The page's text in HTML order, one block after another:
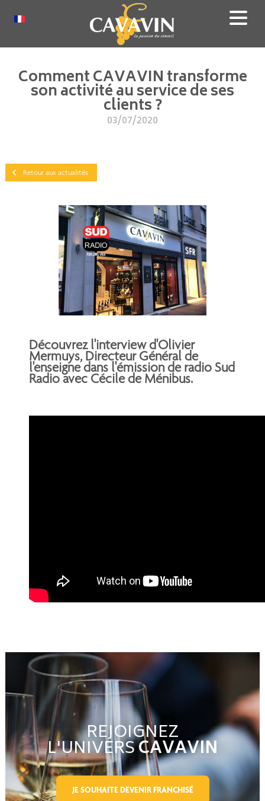
Comment CAVAVIN transforme
son activité au service de ses
clients ?
03/07/2020
Retour aux actualités
Découvrez l'interview d'Olivier
Mermuys, Directeur Général de
l'enseigne dans l'émission de radio Sud
Radio avec Cécile de Ménibus.
REJOIGNEZ
L'UNIVERSCAVAVIN
JE SOUHAITE DEVENIR FRANCHISÉ